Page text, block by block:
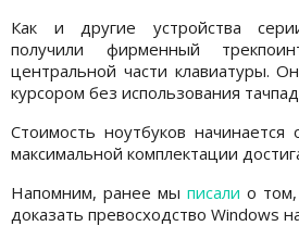
Как и другие устройства
получили фирменный
центральной части клавиатуры.
курсором без использования
Стоимость ноутбуков
максимальной комплектации
Напомним, ранее мы писали о
доказать превосходство Windows